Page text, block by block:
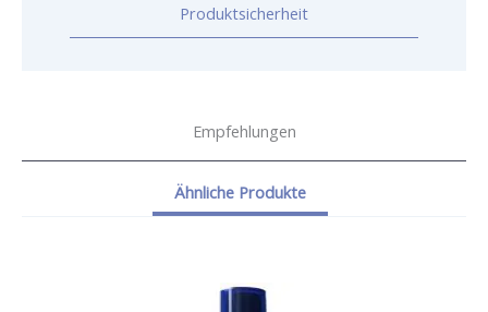
Produktsicherheit
Empfehlungen
Ähnliche Produkte